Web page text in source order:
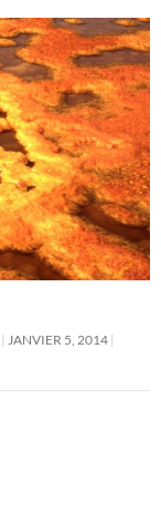
JANVIER 5, 2014